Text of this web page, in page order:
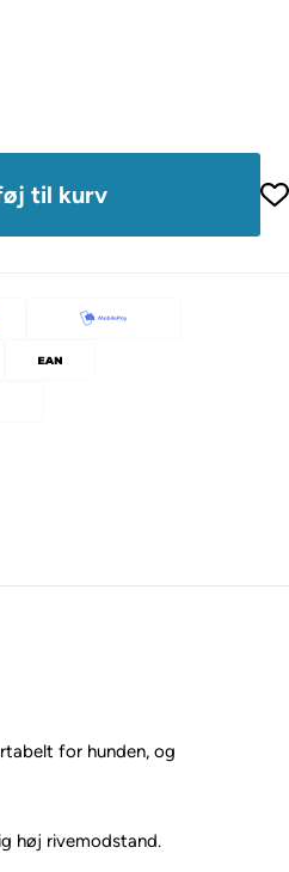
for hunden, og
høj rivemodstand.